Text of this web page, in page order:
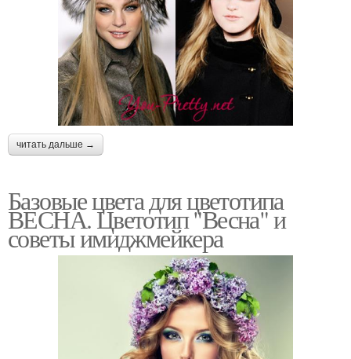
читать дальше →
Базовые цвета для цветотипа
ВЕСНА. Цветотип "Весна" и
советы имиджмейкера